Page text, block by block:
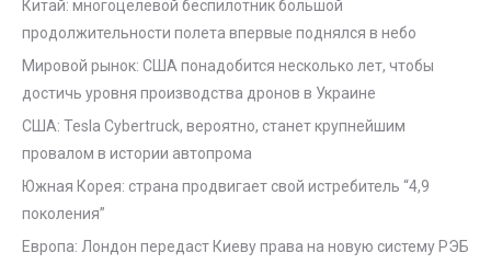
Китай: многоцелевой беспилотник большой
продолжительности полета впервые поднялся в небо
Мировой рынок: США понадобится несколько лет, чтобы
достичь уровня производства дронов в Украине
США: Tesla Cybertruck, вероятно, станет крупнейшим
провалом в истории автопрома
Южная Корея: страна продвигает свой истребитель “4,9
поколения”
Европа: Лондон передаст Киеву права на новую систему РЭБ